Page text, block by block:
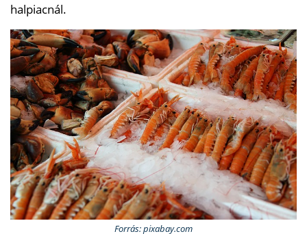
halpiacnál.
Forrás: pixabay.com